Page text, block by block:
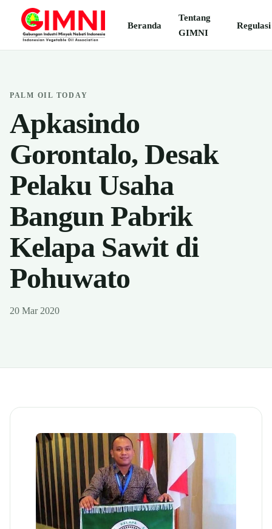
Beranda
Tentang
GIMNI
Regulasi
PALM OIL TODAY
Apkasindo
Gorontalo, Desak
Pelaku Usaha
Bangun Pabrik
Kelapa Sawit di
Pohuwato
20 Mar 2020